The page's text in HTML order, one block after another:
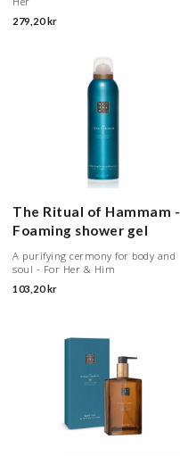
279,20 kr
The Ritual of Hammam -
Foaming shower gel
A purifying cermony for body and
soul - For Her & Him
103,20 kr